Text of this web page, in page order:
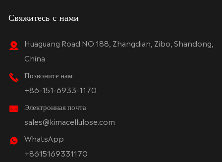
Свяжитесь с нами
Huaguang Road NO.188, Zhangdian, Zibo, Shandong,
China
Позвоните нам
+86-151-6933-1170
Электронная почта
sales@kimacellulose.com
WhatsApp
+8615169331170